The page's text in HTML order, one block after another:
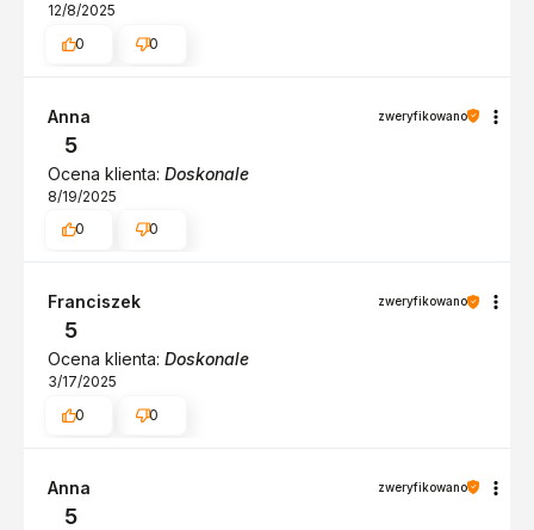
12/8/2025
0
0
Anna zweryfikowano
5
Ocena klienta: Doskonale
8/19/2025
0
0
Franciszek zweryfikowano
5
Ocena klienta: Doskonale
3/17/2025
0
0
Anna zweryfikowano
5